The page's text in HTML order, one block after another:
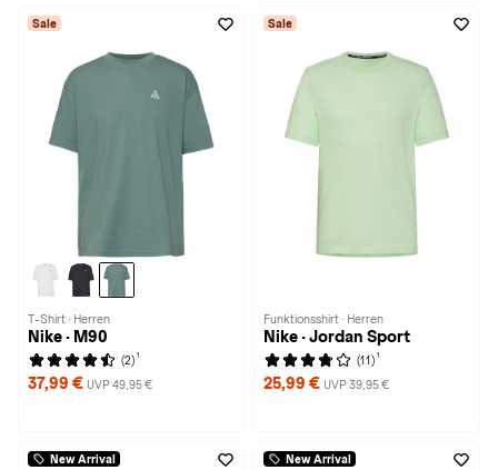
Sale
T-Shirt · Herren
Nike · M90
(2) 1
37,99 € UVP 49,95 €
Sale
Funktionsshirt · Herren
Nike · Jordan Sport
(11) 1
25,99 € UVP 39,95 €
New Arrival New Arrival